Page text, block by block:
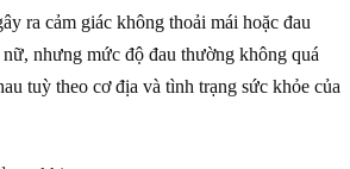
ra cảm giác không thoải mái hoặc đau
nhưng mức độ đau thường không quá
tuỳ theo cơ địa và tình trạng sức khỏe của